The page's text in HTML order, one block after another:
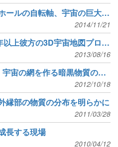
銀河中心ブラックホールの自転軸、宇宙の巨大網に沿う傾向
2014/11/21
史上初、100億光年以上彼方の3D宇宙地図プロジェクト
2013/08/16
3次元でとらえた、宇宙の網を作る暗黒物質のフィラメント構造
2012/10/18
縁部の物質の分布を明らかに
2011/03/28
長する現場
2010/04/12